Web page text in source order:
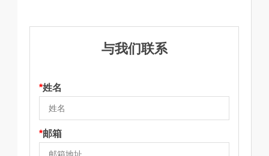
与我们联系
*姓名
*邮箱